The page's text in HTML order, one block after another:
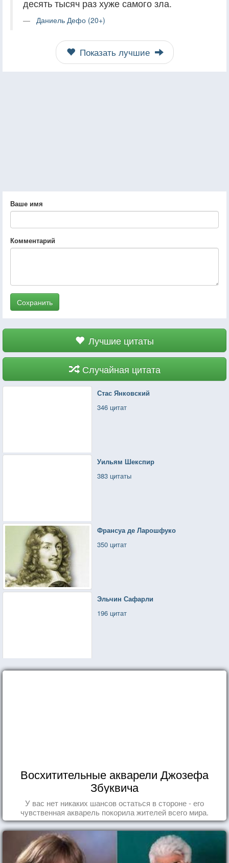
десять тысяч раз хуже самого зла.
Даниель Дефо (20+)
Показать лучшие
Ваше имя
Комментарий
Сохранить
Лучшие цитаты
Случайная цитата
Стас Янковский
346 цитат
Уильям Шекспир
383 цитаты
Франсуа де Ларошфуко
350 цитат
Эльчин Сафарли
196 цитат
Восхитительные акварели Джозефа
Збуквича
У вас нет никаких шансов остаться в стороне - его
чувственная акварель покорила жителей всего мира.